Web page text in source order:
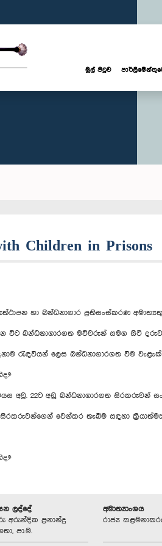
මුල් පිටුව
Children in Prisons
හා බන්ධනාගාර ප්‍රතිසංස්කරණ
බන්ධනාගාරගත මව්වරුන් සමග සිටි
ලෙස බන්ධනාගාරගත වීම
අවු. 22ට අඩු බන්ධනාගාරගත සිරකරුවන්
වෙන්කර තැබීම සඳහා
ලද්දේ
අරුන්දික ප්‍රනාන්දු
පා.ම.
අමාත්‍යාංශය
රාජ්‍ය